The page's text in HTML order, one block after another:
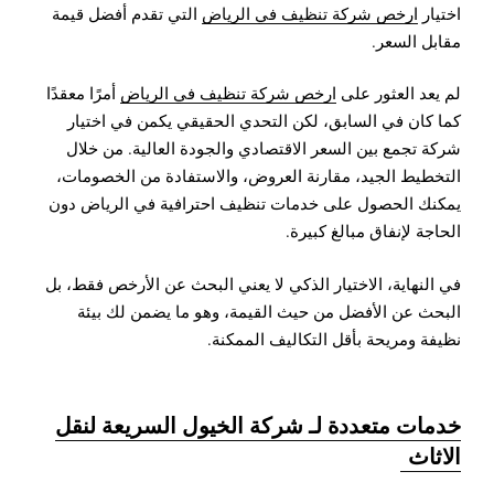
اختيار ارخص شركة تنظيف في الرياض التي تقدم أفضل قيمة
مقابل السعر.
لم يعد العثور على ارخص شركة تنظيف في الرياض أمرًا معقدًا
كما كان في السابق، لكن التحدي الحقيقي يكمن في اختيار
شركة تجمع بين السعر الاقتصادي والجودة العالية. من خلال
التخطيط الجيد، مقارنة العروض، والاستفادة من الخصومات،
يمكنك الحصول على خدمات تنظيف احترافية في الرياض دون
الحاجة لإنفاق مبالغ كبيرة.
في النهاية، الاختيار الذكي لا يعني البحث عن الأرخص فقط، بل
البحث عن الأفضل من حيث القيمة، وهو ما يضمن لك بيئة
نظيفة ومريحة بأقل التكاليف الممكنة.
خدمات متعددة لـ شركة الخيول السريعة لنقل
الاثاث